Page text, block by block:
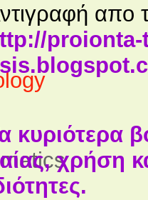
απο
proionta-
κυριότερα
χρήση